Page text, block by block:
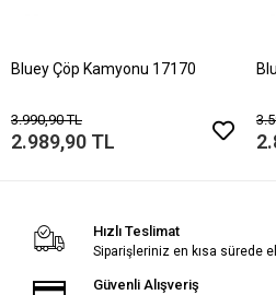
Bluey Çöp Kamyonu 17170
3.990,90 TL
2.989,90 TL
Hızlı Teslimat
Siparişleriniz en kısa sürede
Güvenli Alışveriş